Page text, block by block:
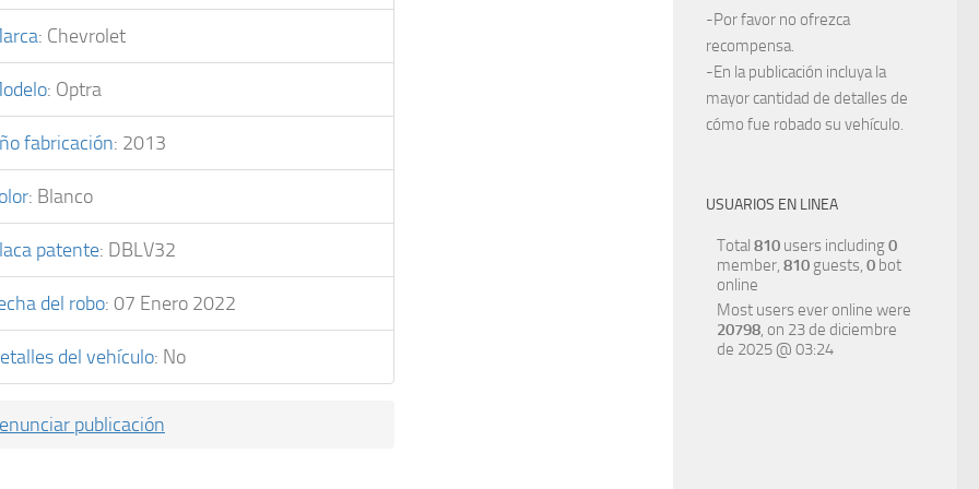
: Chevrolet
: Optra
fabricación: 2013
: Blanco
patente: DBLV32
del robo: 07 Enero 2022
del vehículo: No
publicación
-Por favor no ofrezca
recompensa.
-En la publicación incluya la
mayor cantidad de detalles de
cómo fue robado su vehículo.
USUARIOS EN LINEA
Total 810 users including0
member, 810 guests, 0 bot
online
Most users ever online were
20798, on 23 de diciembre
de 2025 @ 03:24